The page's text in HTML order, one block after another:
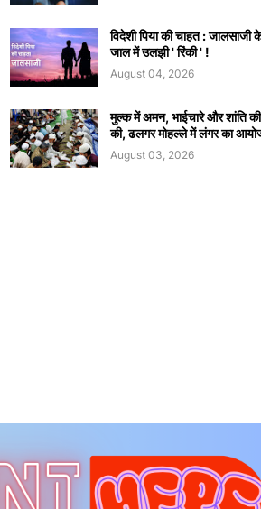
विदेशी पिया की चाहत : जालसाजी
जाल में उलझी ' रिंकी ' !
August 04, 2026
मुल्क में अमन, भाईचारे और शांति
की, ढलगर मोहल्ले में लंगर का
August 03, 2026